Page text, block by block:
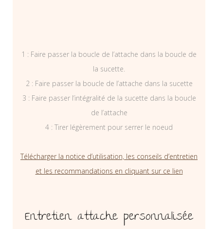
1 : Faire passer la boucle de l’attache dans la boucle de
la sucette.
2 : Faire passer la boucle de l’attache dans la sucette
3 : Faire passer l’intégralité de la sucette dans la boucle
de l’attache
4 : Tirer légèrement pour serrer le noeud
Télécharger la notice d’utilisation, les conseils d’entretien
et les recommandations en cliquant sur ce lien
Entretien attache personnalisée